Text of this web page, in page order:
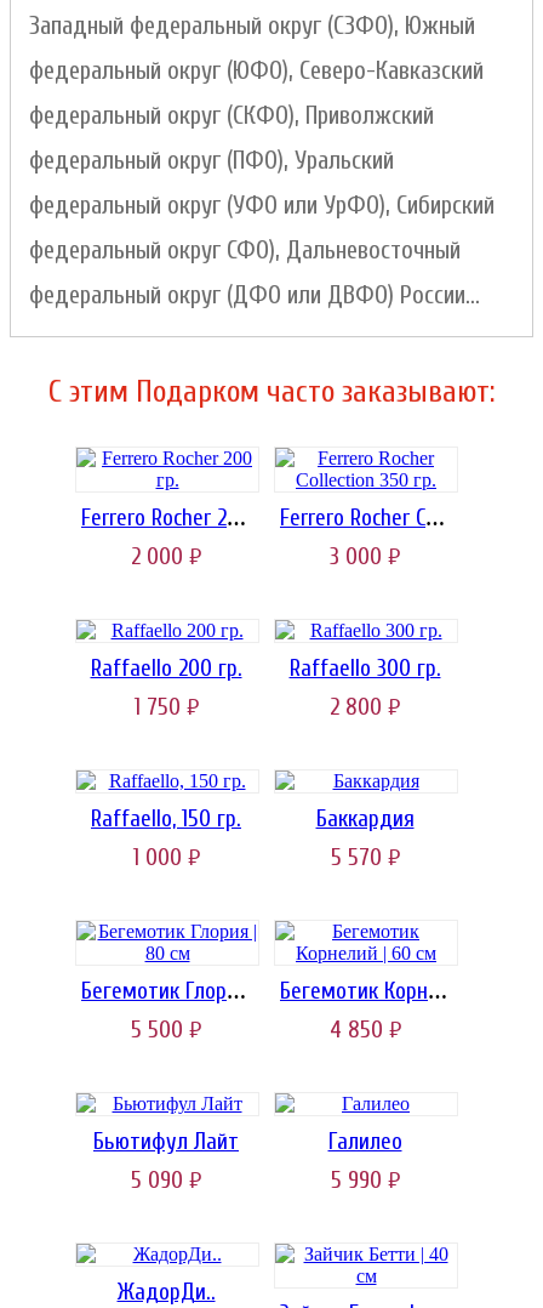
Западный федеральный округ (СЗФО), Южный
федеральный округ (ЮФО), Северо-Кавказский
федеральный округ (СКФО), Приволжский
федеральный округ (ПФО), Уральский
федеральный округ (УФО или УрФО), Сибирский
федеральный округ СФО), Дальневосточный
федеральный округ (ДФО или ДВФО) России...
C этим Подарком часто заказывают:
Ferrero Rocher 200 гр.
2 000 руб.
Ferrero Rocher Collection 350 гр.
3 000 руб.
Raffaello 200 гр.
1 750 руб.
Raffaello 300 гр.
2 800 руб.
Raffaello, 150 гр.
1 000 руб.
Баккардия
5 570 руб.
Бегемотик Глория | 80 см
5 500 руб.
Бегемотик Корнелий | 60 см
4 850 руб.
Бьютифул Лайт
5 090 руб.
Галилео
5 990 руб.
ЖадорДи..